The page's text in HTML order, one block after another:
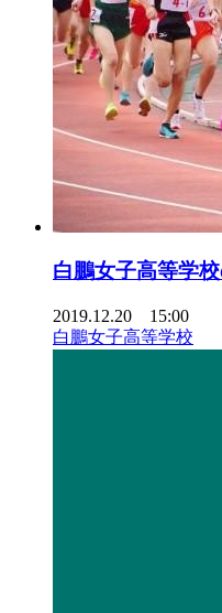
白鵬女子高等学
2019.12.20 15:00
白鵬女子高等学校